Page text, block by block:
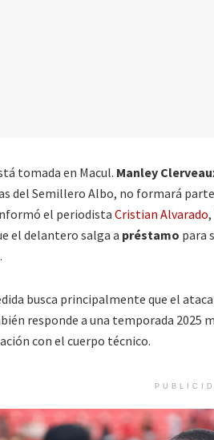
tomada en Macul. Manley
del Semillero Albo, no formará
el periodista Cristian Alvarado
el delantero salga a préstamo para
busca principalmente que el
responde a una temporada
con el cuerpo técnico.